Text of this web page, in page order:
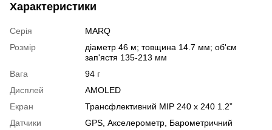
Характеристики
Серія
MARQ
Розмір
діаметр 46 м; товщина 14.7 мм; об'єм
зап'ястя 135-213 мм
Вага
94 г
Дисплей
AMOLED
Екран
Трансфлективний MIP 240 x 240 1.2”
Датчики
GPS Акселерометр Барометричний